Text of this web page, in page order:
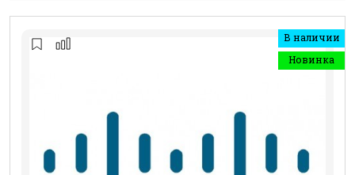
В наличии
Новинка